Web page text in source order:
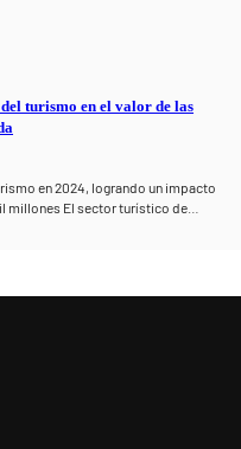
turismo en el valor de las
en 2024, logrando un impacto
millones El sector turístico de…